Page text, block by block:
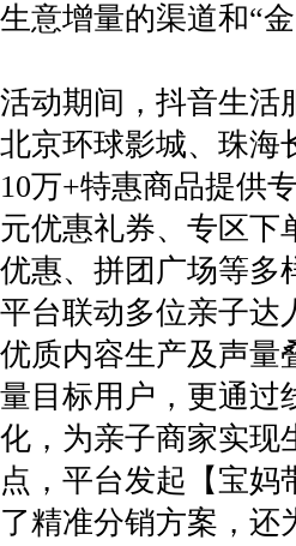
生意增量的渠道和“金
活动期间，抖音生活
北京环球影城、珠海
10万+特惠商品提供
元优惠礼券、专区下
优惠、拼团广场等多
平台联动多位亲子达
优质内容生产及声量
量目标用户，更通过
化，为亲子商家实现
点，平台发起【宝妈
了精准分销方案，还